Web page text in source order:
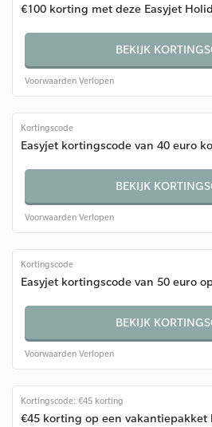
€100 korting met deze Easyjet
BEKIJK
Voorwaarden Verlopen
Kortingscode
Easyjet kortingscode van 40 euro
BEKIJK
Voorwaarden Verlopen
Kortingscode
Easyjet kortingscode van 50 euro
BEKIJK
Voorwaarden Verlopen
Kortingscode: €45 korting
€45 korting op een vakantiepakket